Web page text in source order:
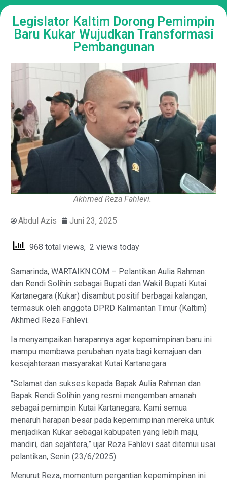
Legislator Kaltim Dorong Pemimpin
Baru Kukar Wujudkan Transformasi
Pembangunan
Akhmed Reza Fahlevi.
Abdul Azis Juni 23, 2025
968 total views, 2 views today
Samarinda, WARTAIKN.COM – Pelantikan Aulia Rahman
dan Rendi Solihin sebagai Bupati dan Wakil Bupati Kutai
Kartanegara (Kukar) disambut positif berbagai kalangan,
termasuk oleh anggota DPRD Kalimantan Timur (Kaltim)
Akhmed Reza Fahlevi.
Ia menyampaikan harapannya agar kepemimpinan baru ini
mampu membawa perubahan nyata bagi kemajuan dan
kesejahteraan masyarakat Kutai Kartanegara.
“Selamat dan sukses kepada Bapak Aulia Rahman dan
Bapak Rendi Solihin yang resmi mengemban amanah
sebagai pemimpin Kutai Kartanegara. Kami semua
menaruh harapan besar pada kepemimpinan mereka untuk
menjadikan Kukar sebagai kabupaten yang lebih maju,
mandiri, dan sejahtera,” ujar Reza Fahlevi saat ditemui usai
pelantikan, Senin (23/6/2025).
Menurut Reza, momentum pergantian kepemimpinan ini